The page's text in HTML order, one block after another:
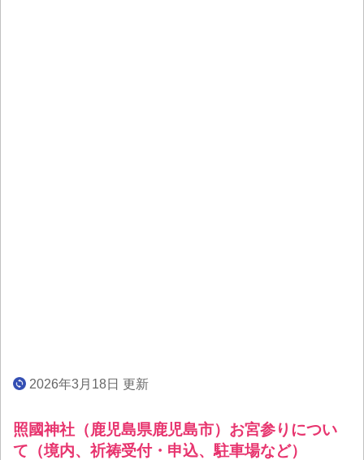
2026年3月18日 更新
照國神社（鹿児島県鹿児島市）お宮参りについ
て（境内、祈祷受付・申込、駐車場など）